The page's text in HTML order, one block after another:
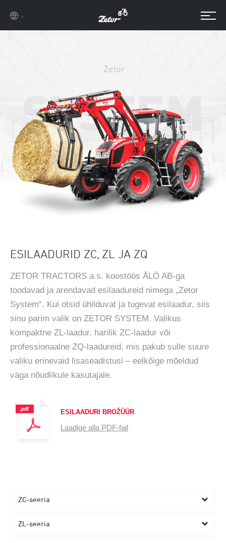
ESILAADURID ZC, ZL JA ZQ
ZETOR TRACTORS a.s. koostöös ÅLÖ AB-ga
toodavad ja arendavad esilaadureid nimega „Zetor
System“. Kui otsid ühilduvat ja tugevat esilaadur, siis
sinu parim valik on ZETOR SYSTEM. Valikus
kompaktne ZL-laadur, harilik ZC-laadur või
professionaalne ZQ-laadureid, mis pakub sulle suure
valiku erinevaid lisaseadistusi – eelkõige mõeldud
väga nõudlikule kasutajale.
ESILAADURI BROŽÜÜR
Laadige alla PDF-fail
ZC-seeria
ZL-seeria